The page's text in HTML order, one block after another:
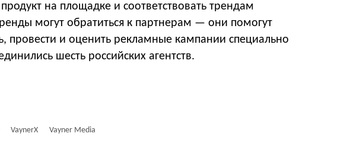
на площадке и соответствовать трендам
могут обратиться к партнерам — они помогут
провести и оценить рекламные кампании специально
шесть российских агентств.
VaynerX Vayner Media